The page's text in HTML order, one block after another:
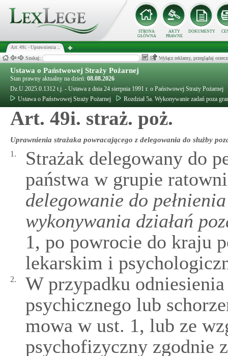
STRONA
GŁÓWNA
AKTY
PRAWNE
DOKUMENTY
Art. 49i. - Uprawnienia ...
Szukaj: Wyłącz reklamy, przeglądaj
Ustawa o Państwowej Straży Pożarnej
Stan prawny aktualny na dzień: 08.08.2026
Dz.U.2025.0.1312 t.j. - Ustawa z dnia 24 sierpnia 1991 r. o Państwowej Straży Pożarnej
Ustawa o Państwowej Straży Pożarnej
Rozdział 5a. Wykonywanie zadań poza
Art. 49i. straż. poż.
Uprawnienia strażaka powracającego z delegowania do służby
1.
Strażak delegowany do
państwa w grupie
delegowanie do
wykonywania działań
1, po powrocie do kraju
lekarskim i
2.
W przypadku
psychicznego lub
mowa w ust. 1, lub ze
psychofizyczny zgodnie